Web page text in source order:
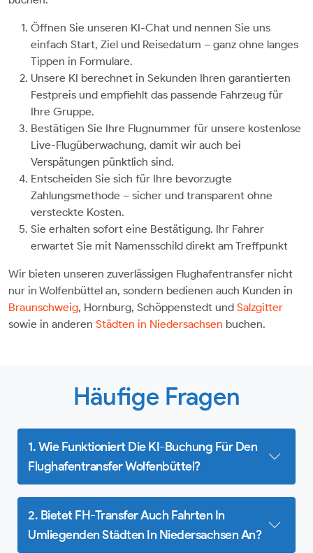
Öffnen Sie unseren KI-Chat und nennen Sie uns
einfach Start, Ziel und Reisedatum – ganz ohne langes
Tippen in Formulare.
Unsere KI berechnet in Sekunden Ihren garantierten
Festpreis und empfiehlt das passende Fahrzeug für
Ihre Gruppe.
Bestätigen Sie Ihre Flugnummer für unsere kostenlose
Live-Flugüberwachung, damit wir auch bei
Verspätungen pünktlich sind.
Entscheiden Sie sich für Ihre bevorzugte
Zahlungsmethode – sicher und transparent ohne
versteckte Kosten.
Sie erhalten sofort eine Bestätigung. Ihr Fahrer
erwartet Sie mit Namensschild direkt am Treffpunkt
Wir bieten unseren zuverlässigen Flughafentransfer nicht
nur in Wolfenbüttel an, sondern bedienen auch Kunden in
Braunschweig, Hornburg, Schöppenstedt und Salzgitter
sowie in anderen Städten in Niedersachsen buchen.
Häufige Fragen
1. Wie Funktioniert Die KI-Buchung Für Den
Flughafentransfer Wolfenbüttel?
2. Bietet FH-Transfer Auch Fahrten In
Umliegenden Städten In Niedersachsen An?